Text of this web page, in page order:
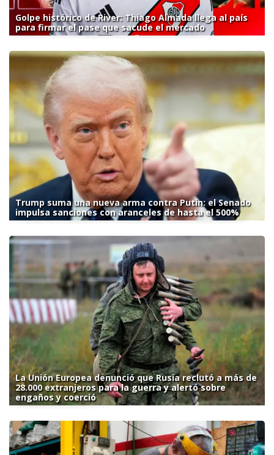
Golpe histórico de River: Thiago Almada llega al país
para firmar el pase que sacude el mercado
Trump suma una nueva arma contra Putin: el Senado
impulsa sanciones con aranceles de hasta el 500%
La Unión Europea denunció que Rusia reclutó a más de
28.000 extranjeros para la guerra y alertó sobre
engaños y coerció